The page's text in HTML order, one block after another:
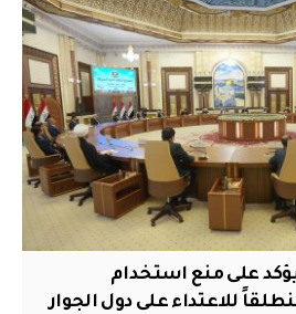
يؤكد على منع استخدام
للاعتداء على دول الجوار